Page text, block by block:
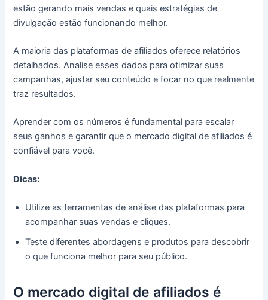
estão gerando mais vendas e quais estratégias de
divulgação estão funcionando melhor.
A maioria das plataformas de afiliados oferece relatórios
detalhados. Analise esses dados para otimizar suas
campanhas, ajustar seu conteúdo e focar no que realmente
traz resultados.
Aprender com os números é fundamental para escalar
seus ganhos e garantir que o mercado digital de afiliados é
confiável para você.
Dicas:
Utilize as ferramentas de análise das plataformas para
acompanhar suas vendas e cliques.
Teste diferentes abordagens e produtos para descobrir
o que funciona melhor para seu público.
O mercado digital de afiliados é